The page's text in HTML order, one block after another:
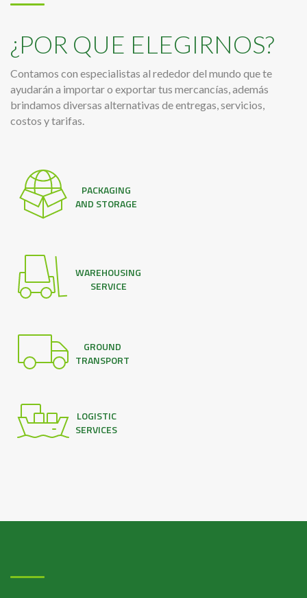
¿POR QUE ELEGIRNOS?
Contamos con especialistas al rededor del mundo que te
ayudarán a importar o exportar tus mercancías, además
brindamos diversas alternativas de entregas, servicios,
costos y tarifas.
PACKAGING
AND STORAGE
WAREHOUSING
SERVICE
GROUND
TRANSPORT
LOGISTIC
SERVICES